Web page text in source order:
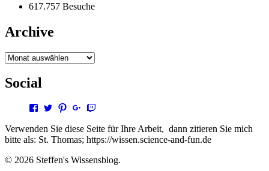
617.757 Besuche
Archive
Archive
Social
Profil
steffen.thomas1
auf
Facebook
anzeigen
Profil
steto123
auf
Twitter
anzeigen
Profil
steffen3669
auf
Pinterest
anzeigen
Profil
Steffen
Thomas
auf
Google+
anzeigen
steto123
auf
Twitch
anzeigen
Verwenden Sie diese Seite für Ihre Arbeit, dann zitieren Sie mich
bitte als: St. Thomas; https://wissen.science-and-fun.de
© 2026 Steffen's Wissensblog.